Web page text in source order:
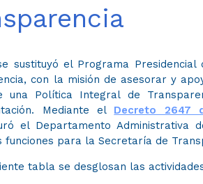
sustituyó el ​Programa
con la misión de asesorar y
una Política Integral de
Mediante el Decreto 2647
el Departamento Administrativa
funciones para la Secretaría de
tabla se desglosan las